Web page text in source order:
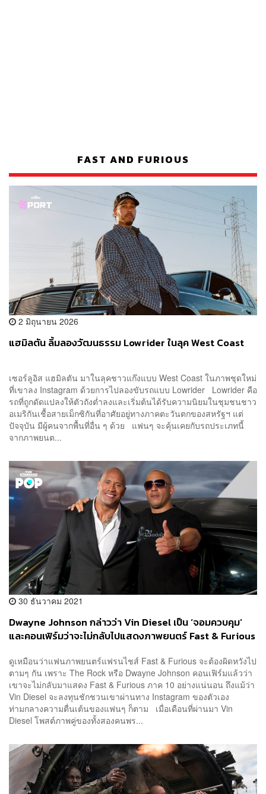
FAST AND FURIOUS
2 มิถุนายน 2026
แฮมิลตัน ลิ้มลองวัฒนธรรม Lowrider ในลุค West Coast
เซอร์ลูอิส แฮมิลตัน มาในลุคชาวแก๊งแบบ West Coast ในภาพชุดใหม่
ที่เขาลง Instagram ด้วยการไปลองขับรถแบบ Lowrider Lowrider คือ
รถที่ถูกดัดแปลงให้ตัวถังต่ำลงและเริ่มต้นได้รับความนิยมในชุมชนชาว
อเมริกันเชื้อสายเม็กซิกันที่อาศัยอยู่ทางภาคตะวันตกของสหรัฐฯ แต่
ปัจจุบัน มีผู้คนจากพื้นที่อื่น ๆ ด้วย แฟนๆ จะคุ้นเคยกับรถประเภทนี้
จากภาพยนต...
30 ธันวาคม 2021
Dwayne Johnson กล่าวว่า Vin Diesel เป็น ‘จอมควบคุม’
และคอนเฟิร์มว่าจะไม่กลับไปแสดงภาพยนตร์ Fast & Furious
ดูเหมือนว่าแฟนภาพยนตร์แฟรนไชส์ Fast & Furious จะต้องผิดหวังไป
ตามๆ กัน เพราะ The Rock หรือ Dwayne Johnson คอนเฟิร์มแล้วว่า
เขาจะไม่กลับมาแสดง Fast & Furious ภาค 10 อย่างแน่นอน ถึงแม้ว่า
Vin Diesel จะลงทุนชักชวนเขาผ่านทาง Instagram ของตัวเอง
ท่ามกลางความตื่นเต้นของแฟนๆ ก็ตาม เมื่อเดือนที่ผ่านมา Vin
Diesel โพสต์ภาพคู่ของทั้งสองคนพร...